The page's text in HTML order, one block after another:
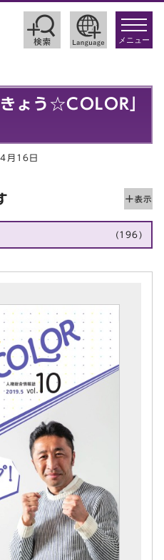
toggle
メニュー
ょう☆COLOR」
月16日
(196)